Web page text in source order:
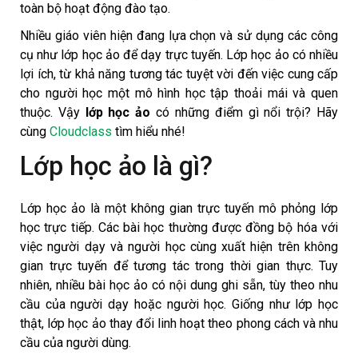
toàn bộ hoạt động đào tạo.
Nhiều giáo viên hiện đang lựa chọn và sử dụng các công
cụ như lớp học ảo để dạy trực tuyến. Lớp học ảo có nhiều
lợi ích, từ khả năng tương tác tuyệt vời đến việc cung cấp
cho người học một mô hình học tập thoải mái và quen
thuộc. Vậy lớp học ảo có những điểm gì nổi trội? Hãy
cùng Cloudclass tìm hiểu nhé!
Lớp học ảo là gì?
Lớp học ảo là một không gian trực tuyến mô phỏng lớp
học trực tiếp. Các bài học thường được đồng bộ hóa với
việc người dạy và người học cùng xuất hiện trên không
gian trực tuyến để tương tác trong thời gian thực. Tuy
nhiên, nhiều bài học ảo có nội dung ghi sẵn, tùy theo nhu
cầu của người dạy hoặc người học. Giống như lớp học
thật, lớp học ảo thay đổi linh hoạt theo phong cách và nhu
cầu của người dùng.